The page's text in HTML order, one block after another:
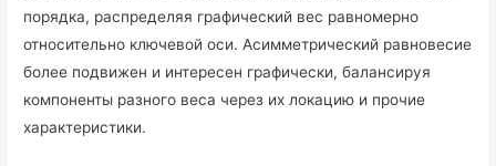
порядка, распределяя графический вес равномерно
относительно ключевой оси. Асимметрический равновесие
более подвижен и интересен графически, балансируя
компоненты разного веса через их локацию и прочие
характеристики.